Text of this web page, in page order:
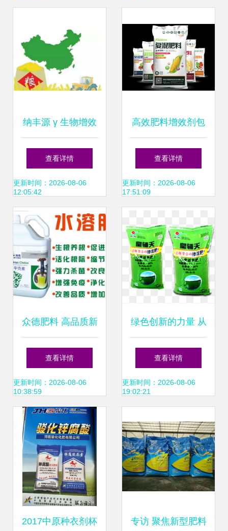
纳丰源 γ 生物增效
因子 驱动绿色农业
的新型缓释肥料增
效剂
查看详情
更新时间：2026-08-06
12:05:42
高效肥料增效剂包
装设计 融合科技与
品牌基因的全新视
查看详情
更新时间：2026-08-06
17:51:09
众德肥料 高品质新
型肥图谱与顶尖天
然型高效肥料调节
价值探究
查看详情
更新时间：2026-08-06
10:38:59
绿色创新的力量 从
肥料图片大全到新
型增效剂的探索
查看详情
更新时间：2026-08-06
19:02:21
2017中原种衣剂杯 专访 聚焦新型肥料